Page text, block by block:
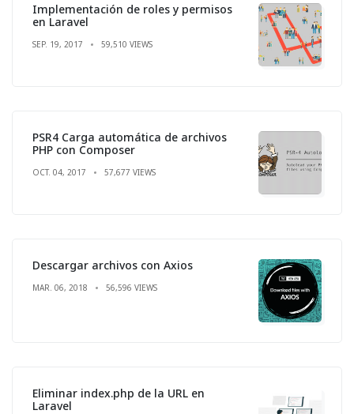
Implementación de roles y permisos
en Laravel
SEP. 19, 2017 59,510 VIEWS
PSR4 Carga automática de archivos
PHP con Composer
OCT. 04, 2017 57,677 VIEWS
Descargar archivos con Axios
MAR. 06, 2018 56,596 VIEWS
Eliminar index.php de la URL en
Laravel